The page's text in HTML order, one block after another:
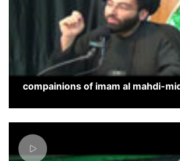
compainions of imam al mahdi-